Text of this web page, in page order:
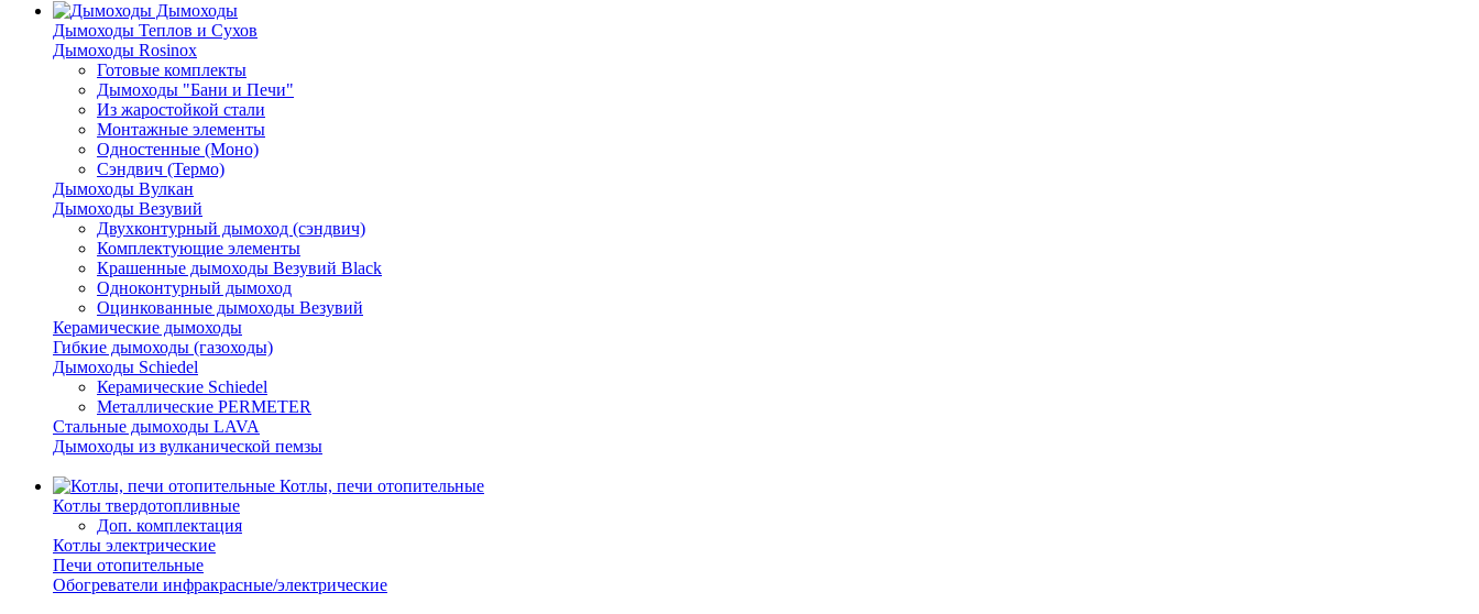
Дымоходы
Дымоходы Теплов и Сухов
Дымоходы Rosinox
Готовые комплекты
Дымоходы "Бани и Печи"
Из жаростойкой стали
Монтажные элементы
Одностенные (Моно)
Сэндвич (Термо)
Дымоходы Вулкан
Дымоходы Везувий
Двухконтурный дымоход (сэндвич)
Комплектующие элементы
Крашенные дымоходы Везувий Black
Одноконтурный дымоход
Оцинкованные дымоходы Везувий
Керамические дымоходы
Гибкие дымоходы (газоходы)
Дымоходы Schiedel
Керамические Schiedel
Металлические PERMETER
Стальные дымоходы LAVA
Дымоходы из вулканической пемзы
Котлы, печи отопительные
Котлы твердотопливные
Доп. комплектация
Котлы электрические
Печи отопительные
Обогреватели инфракрасные/электрические